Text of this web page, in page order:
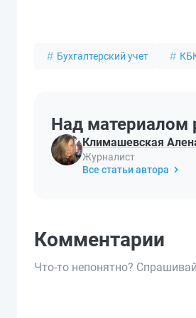
Бухгалтерский учет
Над материалом
Климашевская
Журналист
Все статьи автора
Комментарии
Что-то непонятно?